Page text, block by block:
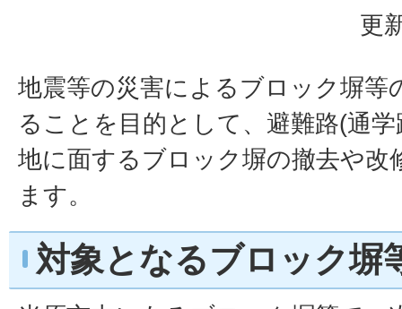
更
地震等の災害によるブロック塀等
ることを目的として、避難路(通
地に面するブロック塀の撤去や改
ます。
対象となるブロック塀